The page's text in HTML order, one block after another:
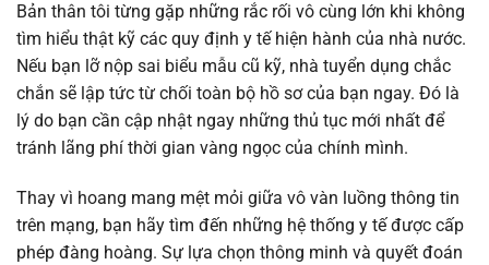
Bản thân tôi từng gặp những rắc rối vô cùng lớn khi không
tìm hiểu thật kỹ các quy định y tế hiện hành của nhà nước.
Nếu bạn lỡ nộp sai biểu mẫu cũ kỹ, nhà tuyển dụng chắc
chắn sẽ lập tức từ chối toàn bộ hồ sơ của bạn ngay. Đó là
lý do bạn cần cập nhật ngay những thủ tục mới nhất để
tránh lãng phí thời gian vàng ngọc của chính mình.
Thay vì hoang mang mệt mỏi giữa vô vàn luồng thông tin
trên mạng, bạn hãy tìm đến những hệ thống y tế được cấp
phép đàng hoàng. Sự lựa chọn thông minh và quyết đoán